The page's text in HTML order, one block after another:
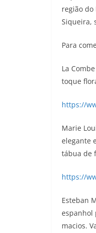
região do
Siqueira,
Para
La
toque
https://
Marie
elegante
tábua de
https://
Esteban
espanhol
macios.